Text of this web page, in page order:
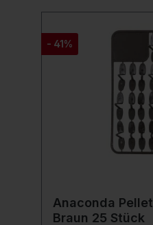
- 41%
Anaconda
Braun 25 Stück